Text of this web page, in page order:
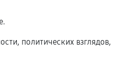
политических взглядов,